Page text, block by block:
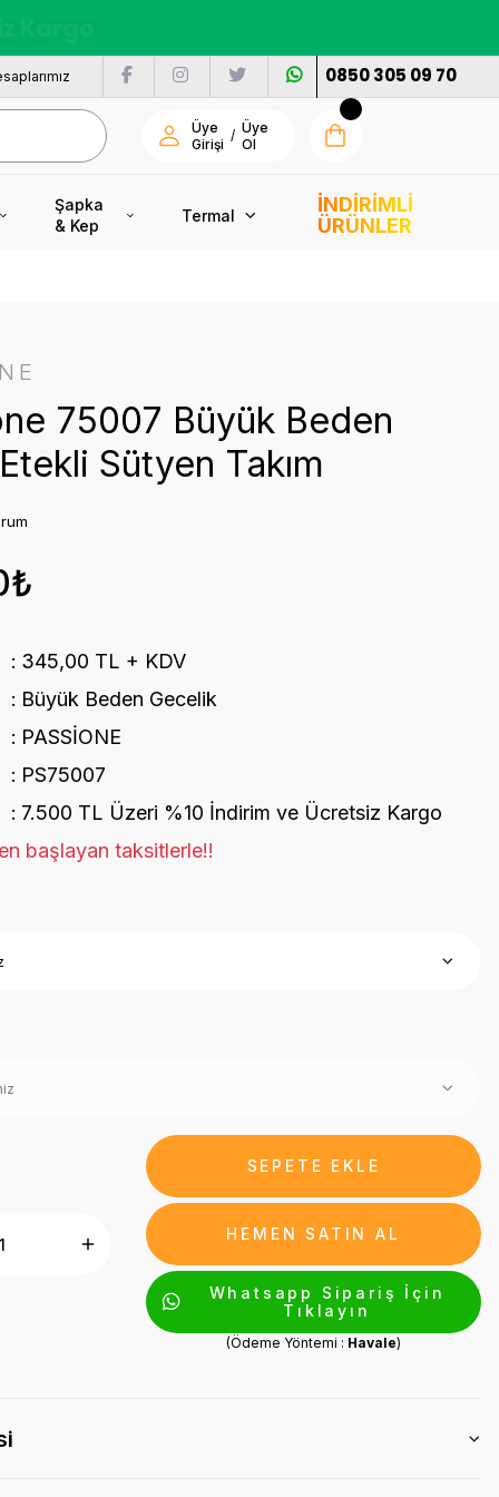
0850 305 09 70
Üye
Girişi
/ Üye
Ol
Şapka
& Kep
Termal
İNDİRİMLİ
ÜRÜNLER
75007 Büyük Beden
Sütyen Takım
345,00 TL + KDV
Büyük Beden Gecelik
PASSİONE
PS75007
7.500 TL Üzeri %10 İndirim ve Ücretsiz Kargo
başlayan taksitlerle!!
SEPETE EKLE
HEMEN SATIN AL
Whatsapp Sipariş İçin
Tıklayın
(Ödeme Yöntemi : Havale)